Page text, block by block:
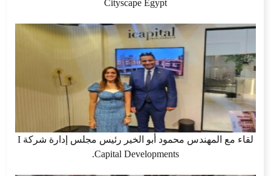
Cityscape Egypt
لقاء مع المهندس محمود أبو الخير رئيس مجلس إدارة شركة I
Capital Developments.